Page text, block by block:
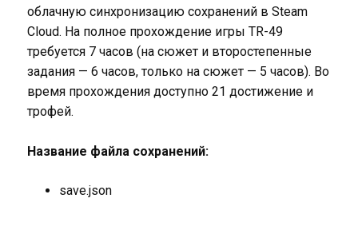
облачную синхронизацию сохранений в Steam
Cloud. На полное прохождение игры TR-49
требуется 7 часов (на сюжет и второстепенные
задания — 6 часов, только на сюжет — 5 часов). Во
время прохождения доступно 21 достижение и
трофей.
Название файла сохранений:
save.json